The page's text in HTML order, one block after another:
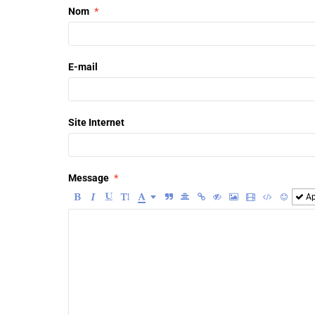
Nom
E-mail
Site Internet
Message